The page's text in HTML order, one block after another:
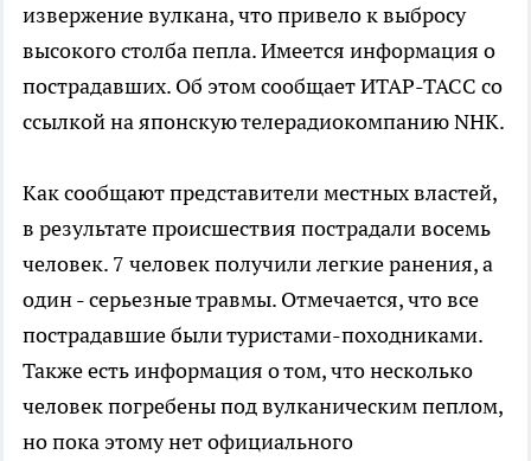
извержение вулкана, что привело к выбросу
высокого столба пепла. Имеется информация о
пострадавших. Об этом сообщает ИТАР-ТАСС со
ссылкой на японскую телерадиокомпанию NHK.
Как сообщают представители местных властей,
в результате происшествия пострадали восемь
человек. 7 человек получили легкие ранения, а
один - серьезные травмы. Отмечается, что все
пострадавшие были туристами-походниками.
Также есть информация о том, что несколько
человек погребены под вулканическим пеплом,
но пока этому нет официального